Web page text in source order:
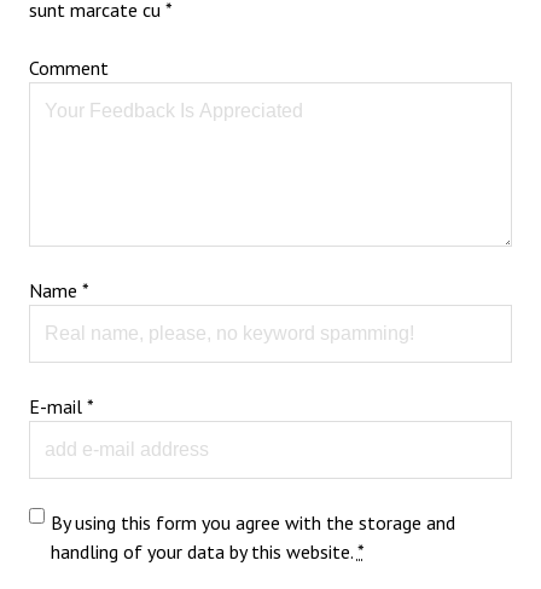
sunt marcate cu *
Comment
Name *
E-mail *
By using this form you agree with the storage and
handling of your data by this website. *